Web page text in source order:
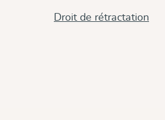
Droit de rétractation